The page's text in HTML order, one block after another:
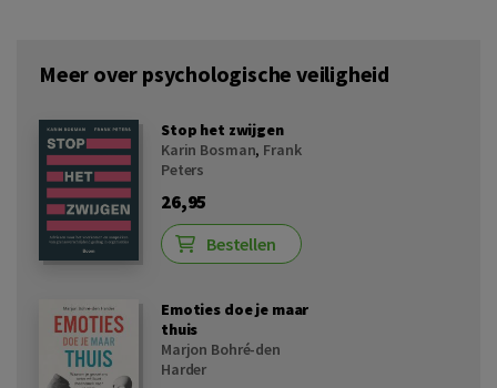
Meer over psychologische veiligheid
Stop het zwijgen
Karin Bosman, Frank
Peters
26,95
Bestellen
Emoties doe je maar
thuis
Marjon Bohré-den
Harder